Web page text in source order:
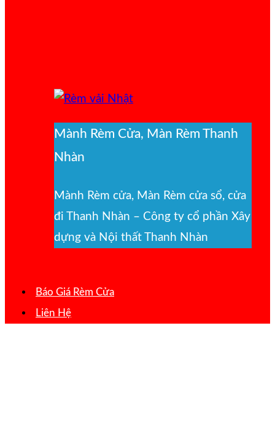
Mành Rèm Cửa, Màn Rèm Thanh
Nhàn
Mành Rèm cửa, Màn Rèm cửa sổ, cửa
đi Thanh Nhàn – Công ty cổ phần Xây
dựng và Nội thất Thanh Nhàn
Báo Giá Rèm Cửa
Liên Hệ